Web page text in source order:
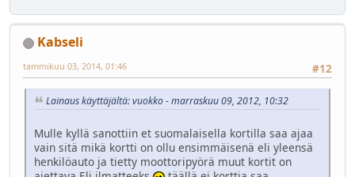
Kabseli
#12
tammikuu 03, 2014, 01:46
Lainaus käyttäjältä: vuokko - marraskuu 09, 2012, 10:32
Mulle kyllä sanottiin et suomalaisella kortilla saa ajaa
vain sitä mikä kortti on ollu ensimmäisenä eli yleensä
henkilöauto ja tietty moottoripyörä muut kortit on